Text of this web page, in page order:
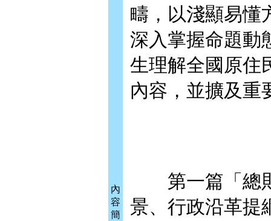
內
容
簡
疇，以淺顯易懂
深入掌握命題動
生理解全國原住
內容，並擴及重
第一篇「總則
景、行政沿革提